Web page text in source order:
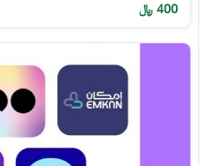
400 ﷼